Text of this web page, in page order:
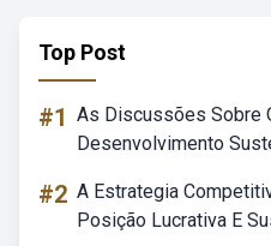
Top Post
#1 As Discussões Sobre
Desenvolvimento
#2 A Estrategia
Posição Lucrativa E